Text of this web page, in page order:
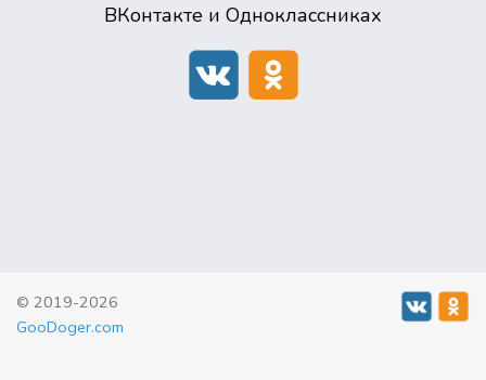
ВКонтакте и Одноклассниках
© 2019-2026
GooDoger.com